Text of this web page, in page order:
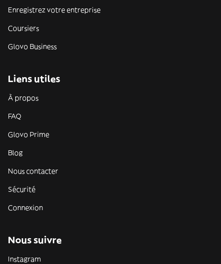
Enregistrez votre entreprise
Coursiers
Glovo Business
Liens utiles
À propos
FAQ
Glovo Prime
Blog
Nous contacter
Sécurité
Connexion
Nous suivre
Instagram